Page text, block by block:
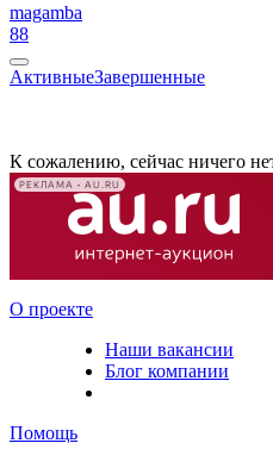
magamba
88
АктивныеЗавершенные
К сожалению, сейчас ничего
РЕКЛАМА • AU.RU
О проекте
Наши вакансии
Блог компании
Помощь